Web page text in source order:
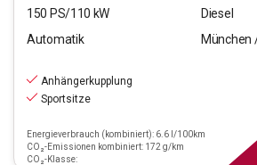
150 PS/110 kW
Diesel
Automatik
München
Anhängerkupplung
Sportsitze
Energieverbrauch (kombiniert): 6.6 l/100km
CO₂-Emissionen kombiniert: 172 g/km
CO₂-Klasse: